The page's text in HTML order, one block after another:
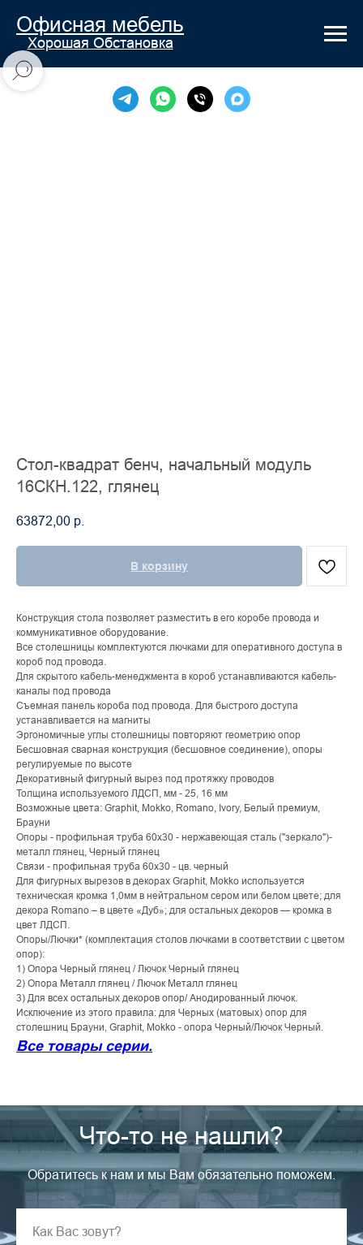
Офисная мебель
Хорошая Обстановка
Стол-квадрат бенч, начальный модуль
16СКН.122, глянец
63872,00 р.
В корзину
Конструкция стола позволяет разместить в его коробе провода и
коммуникативное оборудование.
Все столешницы комплектуются лючками для оперативного доступа в
короб под провода.
Для скрытого кабель-менеджмента в короб устанавливаются кабель-
каналы под провода
Съемная панель короба под провода. Для быстрого доступа
устанавливается на магниты
Эргономичные углы столешницы повторяют геометрию опор
Бесшовная сварная конструкция (бесшовное соединение), опоры
регулируемые по высоте
Декоративный фигурный вырез под протяжку проводов
Толщина используемого ЛДСП, мм - 25, 16 мм
Возможные цвета: Graphit, Mokko, Romano, Ivory, Белый премиум,
Брауни
Опоры - профильная труба 60х30 - нержавеющая сталь ("зеркало")-
металл глянец, Черный глянец
Связи - профильная труба 60х30 - цв. черный
Для фигурных вырезов в декорах Graphit, Mokko используется
техническая кромка 1,0мм в нейтральном сером или белом цвете; для
декора Romano – в цвете «Дуб»; для остальных декоров — кромка в
цвет ЛДСП.
Опоры/Лючки* (комплектация столов лючками в соответствии с цветом
опор):
1) Опора Черный глянец / Лючок Черный глянец
2) Опора Металл глянец / Лючок Металл глянец
3) Для всех остальных декоров опор/ Анодированный лючок.
Исключение из этого правила: для Черных (матовых) опор для
столешниц Брауни, Graphit, Mokko - опора Черный/Лючок Черный.
Все товары серии.
Что-то не нашли?
Обратитесь к нам и мы Вам обязательно поможем.